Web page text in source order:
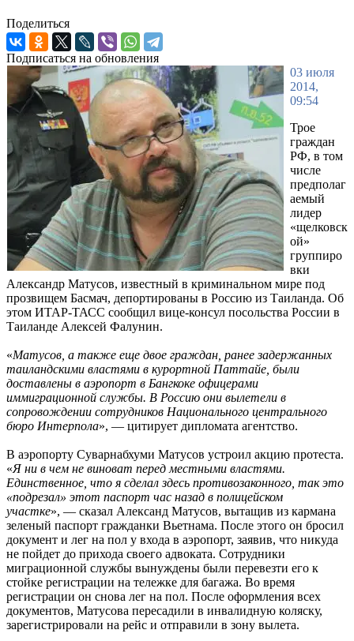
Поделиться
Подписаться на обновления
03 июля
2014,
09:54
Трое
граждан
РФ, в том
числе
предполаг
аемый
лидер
«щелковск
ой»
группиро
вки
Александр Матусов, известный в криминальном мире под
прозвищем Басмач, депортированы в Россию из Таиланда. Об
этом ИТАР-ТАСС сообщил вице-консул посольства России в
Таиланде Алексей Фалунин.
«Матусов, а также еще двое граждан, ранее задержанных
таиландскими властями в курортной Паттайе, были
доставлены в аэропорт в Бангкоке офицерами
иммиграционной службы. В Россию они вылетели в
сопровождении сотрудников Национального центрального
бюро Интерпола», — цитирует дипломата агентство.
В аэропорту Суварнабхуми Матусов устроил акцию протеста.
«Я ни в чем не виноват перед местными властями.
Единственное, что я сделал здесь противозаконного, так это
«подрезал» этот паспорт час назад в полицейском
участке», — сказал Александ Матусов, вытащив из кармана
зеленый паспорт гражданки Вьетнама. После этого он бросил
документ и лег на пол у входа в аэропорт, заявив, что никуда
не пойдет до прихода своего адвоката. Сотрудники
миграционной службы вынуждены были перевезти его к
стойке регистрации на тележке для багажа. Во время
регистрации он снова лег на пол. После оформления всех
документов, Матусова пересадили в инвалидную коляску,
зарегистрировали на рейс и отправили в зону вылета.